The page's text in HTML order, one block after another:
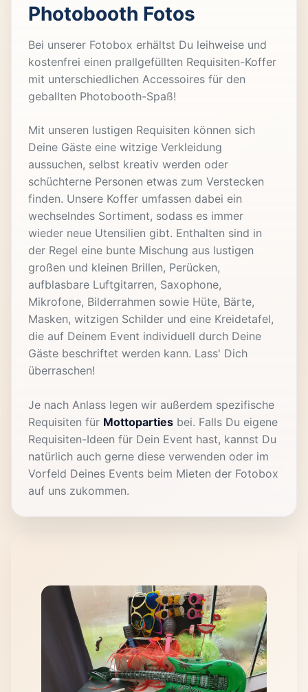
Photobooth Fotos
Bei unserer Fotobox erhältst Du leihweise und
kostenfrei einen prallgefüllten Requisiten-Koffer
mit unterschiedlichen Accessoires für den
geballten Photobooth-Spaß!
Mit unseren lustigen Requisiten können sich
Deine Gäste eine witzige Verkleidung
aussuchen, selbst kreativ werden oder
schüchterne Personen etwas zum Verstecken
finden. Unsere Koffer umfassen dabei ein
wechselndes Sortiment, sodass es immer
wieder neue Utensilien gibt. Enthalten sind in
der Regel eine bunte Mischung aus lustigen
großen und kleinen Brillen, Perücken,
aufblasbare Luftgitarren, Saxophone,
Mikrofone, Bilderrahmen sowie Hüte, Bärte,
Masken, witzigen Schilder und eine Kreidetafel,
die auf Deinem Event individuell durch Deine
Gäste beschriftet werden kann. Lass' Dich
überraschen!
Je nach Anlass legen wir außerdem spezifische
Requisiten für Mottoparties bei. Falls Du eigene
Requisiten-Ideen für Dein Event hast, kannst Du
natürlich auch gerne diese verwenden oder im
Vorfeld Deines Events beim Mieten der Fotobox
auf uns zukommen.